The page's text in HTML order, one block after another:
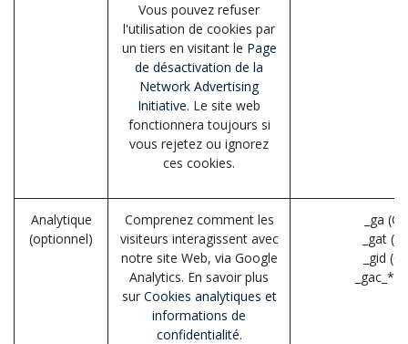
Vous pouvez refuser
l'utilisation de cookies par
un tiers en visitant le Page
de désactivation de la
Network Advertising
Initiative. Le site web
fonctionnera toujours si
vous rejetez ou ignorez
ces cookies.
Analytique
(optionnel)
Comprenez comment les
visiteurs interagissent avec
notre site Web, via Google
Analytics. En savoir plus
sur Cookies analytiques et
informations de
confidentialité.
_ga
_gat
_gid
_gac_*